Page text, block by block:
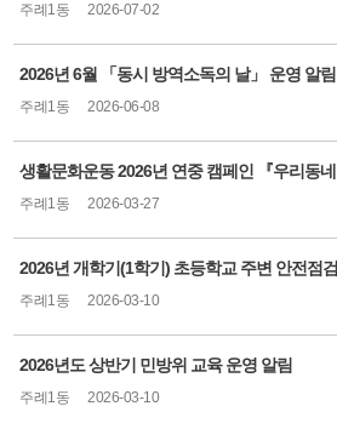
주례1동 2026-07-02
2026년 6월 「동시 방역소독의 날」 운영 알림
주례1동 2026-06-08
주례1동 2026-03-27
2026년 개학기(1학기) 초등학교 주변 안전점검
주례1동 2026-03-10
2026년도 상반기 민방위 교육 운영 알림
주례1동 2026-03-10